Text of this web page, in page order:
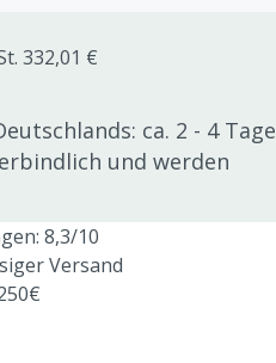
332,01 €
ca. 2 - 4 Tage
und werden
8,3/10
Versand